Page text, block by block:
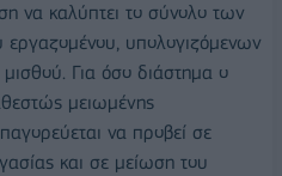
να καλύπτει το σύνολο των
υπολογιζόμενων
μισθού. Για όσο διάστημα ο
μειωμένης
να προβεί σε
και σε μείωση του